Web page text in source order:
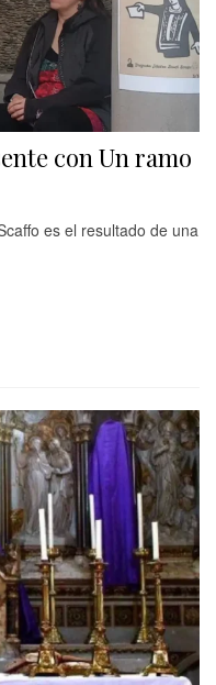
con Un ramo
es el resultado de una